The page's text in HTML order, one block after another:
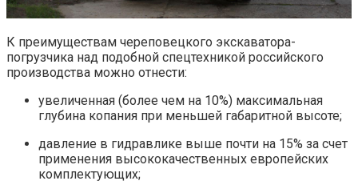
К преимуществам череповецкого экскаватора-
погрузчика над подобной спецтехникой российского
производства можно отнести:
увеличенная (более чем на 10%) максимальная
глубина копания при меньшей габаритной высоте;
давление в гидравлике выше почти на 15% за счет
применения высококачественных европейских
комплектующих;